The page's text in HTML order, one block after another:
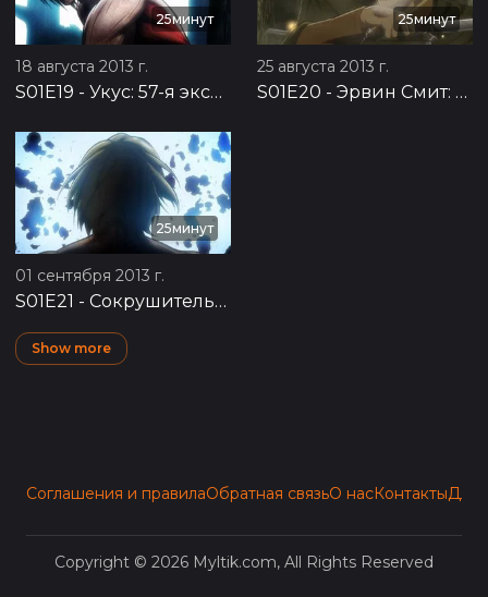
25минут
18 августа 2013 г.
S01E19 - Укус: 57-я экспедиция за стены, часть 3
25минут
25 августа 2013 г.
S01E20 - Эрвин Смит: 57-я экспедиция за стены, часть 4
25минут
01 сентября 2013 г.
S01E21 - Сокрушительный удар: 57-я экспедиция за стены, часть 5
Show more
Соглашения и правилаОбратная связьО насКонтактыДля
Copyright © 2026 Myltik.com, All Rights Reserved